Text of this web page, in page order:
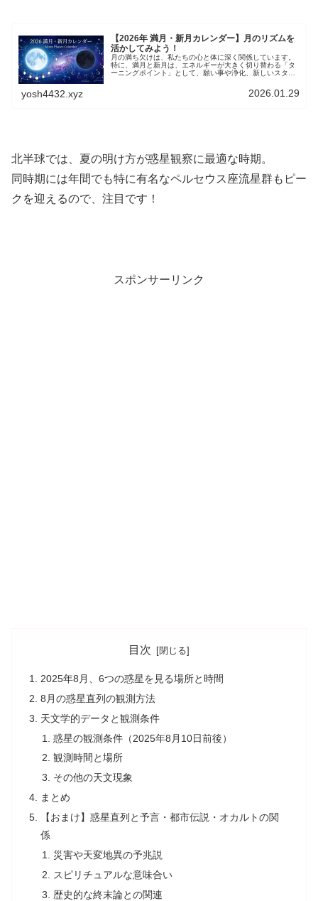
【2026年 満月・新月カレンダー】月のリズムを
活かしてみよう！
月の満ち欠けは、私たちの心と体に深く関係しています。
特に、満月と新月は、エネルギーが大きく切り替わる「タ
ーニングポイント」として、願い事や浄化、新しいスター
新月の日時を一覧でご紹介するとともに、それぞれの月の
呼び名に込められた情緒的な意味、月のリズムを最大限に
yosh4432.xyz 2026.01.29
北半球では、夏の明け方が惑星観察に最適な時期。
同時期には年間でも特に有名なペルセウス座流星群もピー
クを迎えるので、注目です！
スポンサーリンク
目次
2025年8月、6つの惑星を見る場所と時間
8月の惑星直列の観測方法
天文学的データと観測条件
惑星の観測条件（2025年8月10日前後）
観測時間と場所
その他の天文現象
まとめ
【おまけ】惑星直列と予言・都市伝説・オカルトの関
係
災害や天変地異の予兆説
スピリチュアルな意味合い
歴史的な終末論との関連